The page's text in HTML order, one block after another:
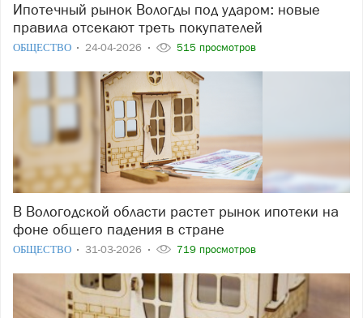
Ипотечный рынок Вологды под ударом: новые
правила отсекают треть покупателей
ОБЩЕСТВО 24-04-2026 515 просмотров
В Вологодской области растет рынок ипотеки на
фоне общего падения в стране
ОБЩЕСТВО 31-03-2026 719 просмотров